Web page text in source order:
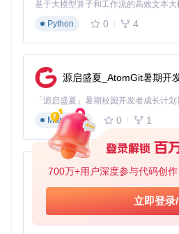
700万+用户深度参与代码创
立即登录
解决方案 ：设计抽象数据源接口，
据源，结合缓存机制提升访问效率。
┌─────────────┐
│ 数据源适配层 │────>│ 数据清洗
└─────────────┘
┌─────────────┐
基于大模型算子和工作流的高效文本
Python
0 4
源启盛夏_AtomGit暑期开
Markdown
0 1
py-xiaozhi
Python
0 1